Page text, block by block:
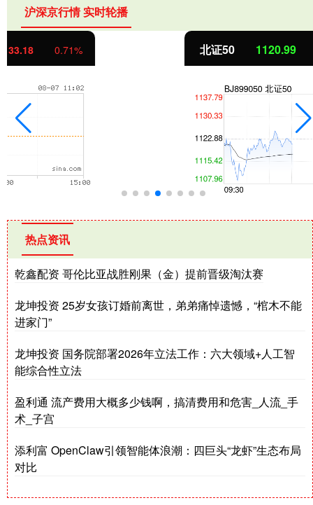
沪深京行情 实时轮播
北证50 -1.89 -0.17%
热点资讯
乾鑫配资 哥伦比亚战胜刚果（金）提前晋级淘汰赛
龙坤投资 25岁女孩订婚前离世，弟弟痛悼遗憾，“棺木不能
进家门”
龙坤投资 国务院部署2026年立法工作：六大领域+人工智
能综合性立法
盈利通 流产费用大概多少钱啊，搞清费用和危害_人流_手
术_子宫
添利富 OpenClaw引领智能体浪潮：四巨头“龙虾”生态布局
对比